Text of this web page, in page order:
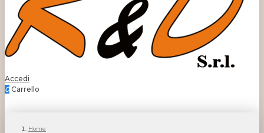
Accedi
0 Carrello
Home